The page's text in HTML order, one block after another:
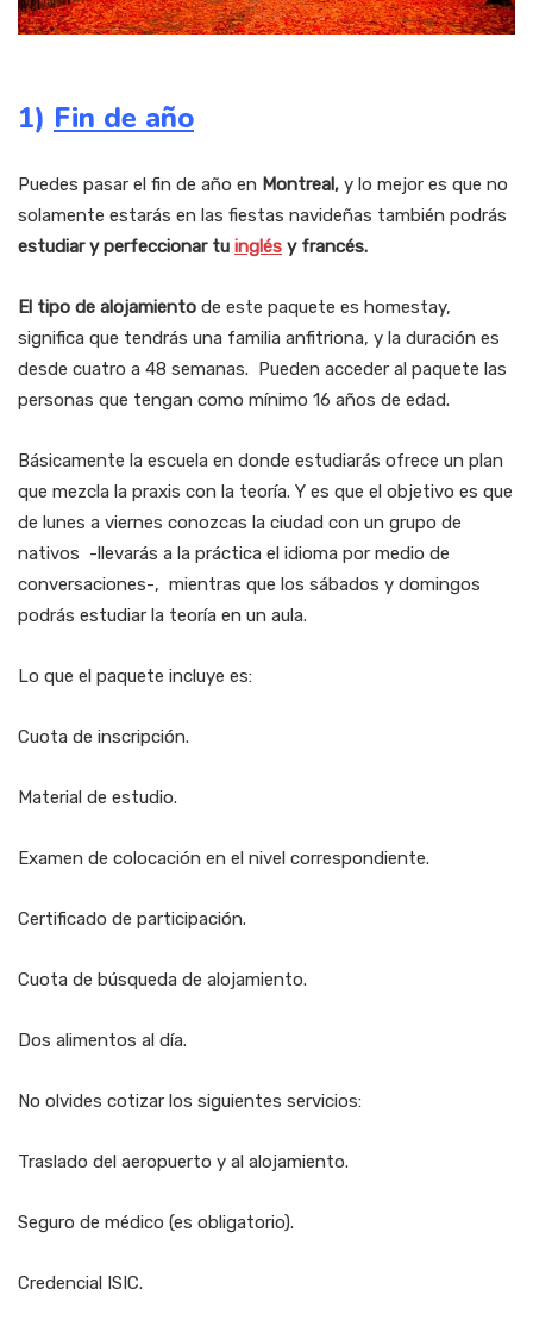
1) Fin de año
Puedes pasar el fin de año en Montreal, y lo mejor es que no
solamente estarás en las fiestas navideñas también podrás
estudiar y perfeccionar tu inglés y francés.
El tipo de alojamiento de este paquete es homestay,
significa que tendrás una familia anfitriona, y la duración es
desde cuatro a 48 semanas. Pueden acceder al paquete las
personas que tengan como mínimo 16 años de edad.
Básicamente la escuela en donde estudiarás ofrece un plan
que mezcla la praxis con la teoría. Y es que el objetivo es que
de lunes a viernes conozcas la ciudad con un grupo de
nativos -llevarás a la práctica el idioma por medio de
conversaciones-, mientras que los sábados y domingos
podrás estudiar la teoría en un aula.
Lo que el paquete incluye es:
Cuota de inscripción.
Material de estudio.
Examen de colocación en el nivel correspondiente.
Certificado de participación.
Cuota de búsqueda de alojamiento.
Dos alimentos al día.
No olvides cotizar los siguientes servicios:
Traslado del aeropuerto y al alojamiento.
Seguro de médico (es obligatorio).
Credencial ISIC.